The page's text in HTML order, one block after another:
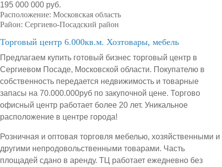
195 000 000 руб.
Расположение: Московская область
Район: Сергиево-Посадский район
Торговый центр 6.000кв.м. Хозтовары, мебель
Предлагаем купить готовый бизнес торговый центр в
Сергиевом Посаде, Московской области. Покупателю в
собственность передается недвижимость и товарные
запасы на 70.000.000руб по закупочной цене. Торгово
офисный центр работает более 20 лет. Уникальное
расположение в центре города!
Розничная и оптовая торговля мебелью, хозяйственными и
другими непродовольственными товарами. Часть
площадей сдано в аренду. ТЦ работает ежедневно без